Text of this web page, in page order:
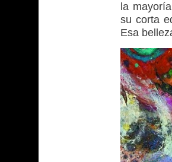
la
su corta
Esa